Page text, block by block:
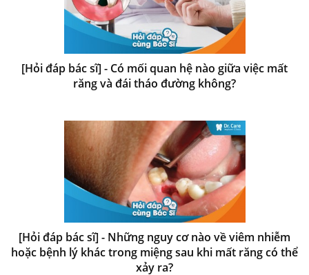
[Hỏi đáp bác sĩ] - Có mối quan hệ nào giữa việc mất
răng và đái tháo đường không?
[Hỏi đáp bác sĩ] - Những nguy cơ nào về viêm nhiễm
hoặc bệnh lý khác trong miệng sau khi mất răng có thể
xảy ra?